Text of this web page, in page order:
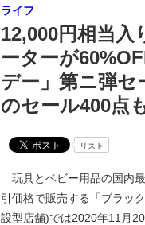
ライフ
12,000円相当入
ーターが
デー」第ニ弾セ
のセール400点
リスト
玩具とベビー用品の国内
引価格で販売する「ブラッ
設型店舗)では2020年11月